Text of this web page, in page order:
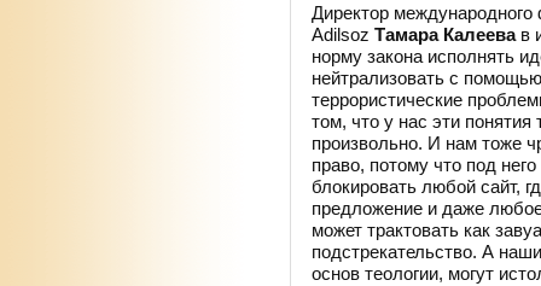
Директор
Adilsoz Тамара Калеевав
норму закона исполнять
нейтрализовать с
террористические
том, что у нас эти
произвольно. И нам тоже
право, потому что под
блокировать любой сайт,
предложение и даже
может трактовать как
подстрекательство. А
основ теологии, могут